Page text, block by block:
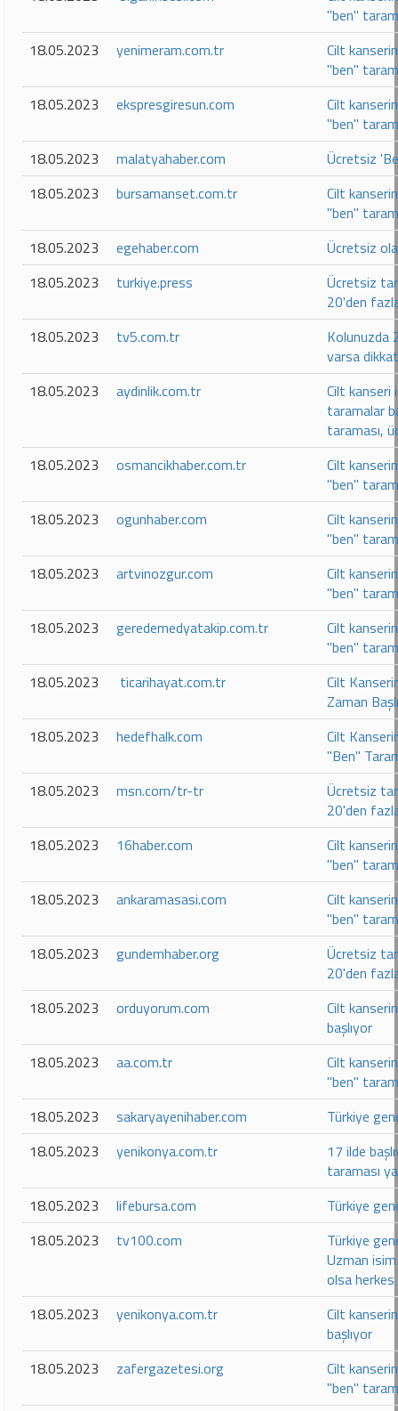
"ben"
18.05.2023
yenimeram.com.tr
Cilt
"ben"
18.05.2023
ekspresgiresun.com
Cilt
"ben"
18.05.2023
malatyahaber.com
Ücretsiz
18.05.2023
bursamanset.com.tr
Cilt
"ben"
18.05.2023
egehaber.com
Ücretsiz
18.05.2023
turkiye.press
Ücretsiz
20'den
18.05.2023
tv5.com.tr
Kolunuzda
varsa
18.05.2023
aydinlik.com.tr
Cilt kanseri
taramalar
taraması,
18.05.2023
osmancikhaber.com.tr
Cilt
"ben"
18.05.2023
ogunhaber.com
Cilt
"ben"
18.05.2023
artvinozgur.com
Cilt
"ben"
18.05.2023
geredemedyatakip.com.tr
Cilt
"ben"
18.05.2023
ticarihayat.com.tr
Cilt
Zaman
18.05.2023
hedefhalk.com
Cilt
"Ben"
18.05.2023
msn.com/tr-tr
Ücretsiz
20'den
18.05.2023
16haber.com
Cilt
"ben"
18.05.2023
ankaramasasi.com
Cilt
"ben"
18.05.2023
gundemhaber.org
Ücretsiz
20'den
18.05.2023
orduyorum.com
Cilt
başlıyor
18.05.2023
aa.com.tr
Cilt
"ben"
18.05.2023
sakaryayenihaber.com
Türkiye
18.05.2023
yenikonya.com.tr
17 ilde
taraması
18.05.2023
lifebursa.com
Türkiye
18.05.2023
tv100.com
Türkiye
Uzman
olsa
18.05.2023
yenikonya.com.tr
Cilt
başlıyor
18.05.2023
zafergazetesi.org
Cilt
"ben"